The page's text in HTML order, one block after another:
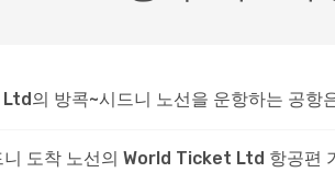
의 방콕~시드니 노선을 운항하는 공항
니 도착 노선의 World Ticket Ltd 항공편